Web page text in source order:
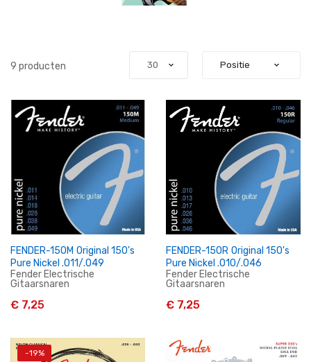
9 producten
In Winkelwagen
FENDER-150M Original 150's
Pure Nickel .011/.049
Fender Electrische
Gitaarsnaren
€ 7,25
In Winkelwagen
FENDER-150R Original 150's
Pure Nickel .010/.046
Fender Electrische
Gitaarsnaren
€ 7,25
-19%